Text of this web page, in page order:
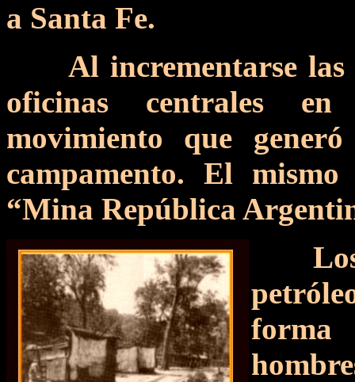
a Santa Fe.
Al incrementarse
oficinas centrales en
movimiento que
campamento. El
“Mina República